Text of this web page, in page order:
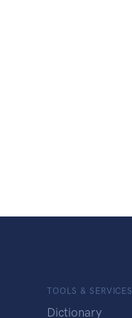
TOOLS & SERVICES
Dictionary